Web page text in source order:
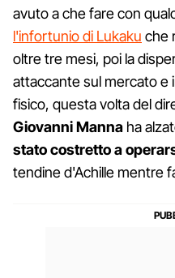
avuto a che fare con
l'infortunio di Lukaku che
oltre tre mesi, poi la
attaccante sul mercato e
fisico, questa volta del
Giovanni Manna ha
stato costretto a
tendine d'Achille mentre